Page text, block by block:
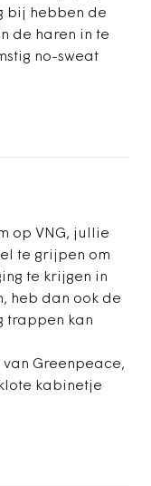
bij hebben de
de haren in te
no-sweat
op VNG, jullie
te grijpen om
te krijgen in
heb dan ook de
trappen kan
Greenpeace,
kabinetje